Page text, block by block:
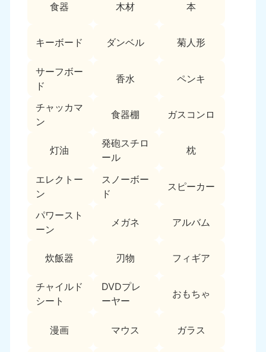
食器 木材 本
キーボード ダンベル 菊人形
サーフボー
ド
香水 ペンキ
チャッカマ
ン
食器棚 ガスコンロ
灯油
発砲スチロ
ール
枕
エレクトー
ン
スノーボー
ド
スピーカー
パワースト
ーン
メガネ アルバム
炊飯器 刃物 フィギア
チャイルド
シート
DVDプレ
ーヤー
おもちゃ
漫画 マウス ガラス